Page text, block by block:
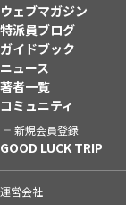
ウェブマガジン
特派員ブログ
ガイドブック
ニュース
著者一覧
コミュニティ
新規会員登録
GOOD LUCK TRIP
運営会社